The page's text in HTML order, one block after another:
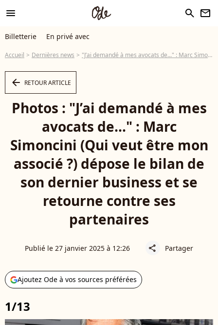
menu search newsletter
Billetterie En privé avec
Accueil Dernières news "J’ai demandé à mes avocats de..." : Marc Simoncini (Qui veut être mon associé ?) dépose le bilan de son dernier business et se retourne contre ses partenaires
arrow_left RETOUR ARTICLE
Photos : "J’ai demandé à mes
avocats de..." : Marc
Simoncini (Qui veut être mon
associé ?) dépose le bilan de
son dernier business et se
retourne contre ses
partenaires
Publié le 27 janvier 2025 à 12:26 share Partager
Ajoutez Ode à vos sources préférées
1/13